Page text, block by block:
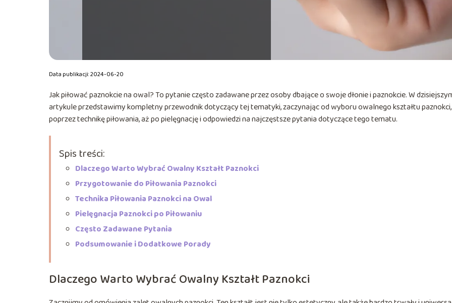
Data publikacji: 2024-06-20
Jak piłować paznokcie na owal? To pytanie często zadawane przez osoby dbające o swoje dłonie i paznokcie. W
artykule przedstawimy kompletny przewodnik dotyczący tej tematyki, zaczynając od wyboru owalnego kształtu paznokci,
poprzez technikę piłowania, aż po pielęgnację i odpowiedzi na najczęstsze pytania dotyczące tego tematu.
Spis treści:
Dlaczego Warto Wybrać Owalny Kształt Paznokci
Przygotowanie do Piłowania Paznokci
Technika Piłowania Paznokci na Owal
Pielęgnacja Paznokci po Piłowaniu
Często Zadawane Pytania
Podsumowanie i Dodatkowe Porady
Dlaczego Warto Wybrać Owalny Kształt Paznokci